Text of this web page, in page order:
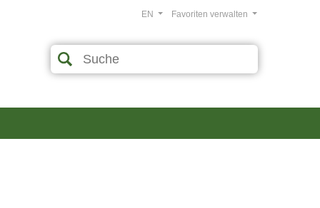
Favoriten verwalten
EN